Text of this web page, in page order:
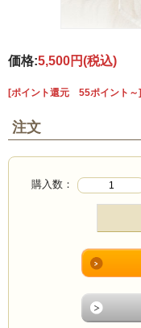
価格:5,500円(税込)
[ポイント還元 55ポイント～]
注文
購入数：